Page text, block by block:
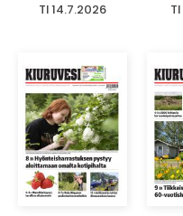
TI 14.7.2026